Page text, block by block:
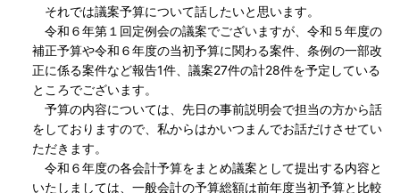
それでは議案予算について話したいと思います。
令和６年第１回定例会の議案でございますが、令和５年度の
補正予算や令和６年度の当初予算に関わる案件、条例の一部改
正に係る案件など報告1件、議案27件の計28件を予定している
ところでございます。
予算の内容については、先日の事前説明会で担当の方から話
をしておりますので、私からはかいつまんでお話だけさせてい
ただきます。
令和６年度の各会計予算をまとめ議案として提出する内容と
いたしましては、一般会計の予算総額は前年度当初予算と比較